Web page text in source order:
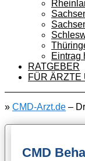
Eintrag
RATGEBER
FÜR ÄRZTE
» CMD-Arzt.de –
CMD